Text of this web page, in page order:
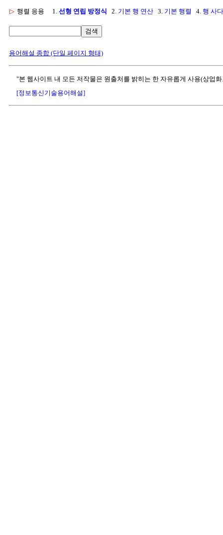
▷ 행렬 응용 1. 선형 연립 방정식 2. 기본 행 연산 3. 기본 행렬 4. 행 사
검색
용어해설 종합 (단일 페이지 형태)
"본 웹사이트 내 모든 저작물은 원출처를 밝히는 한 자유롭게 사용(상업
[정보통신기술용어해설]